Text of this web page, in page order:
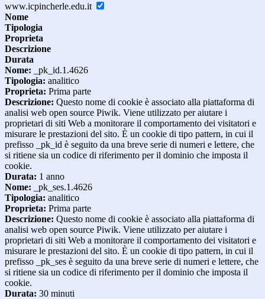
www.icpincherle.edu.it
Nome
Tipologia
Proprieta
Descrizione
Durata
Nome: _pk_id.1.4626
Tipologia: analitico
Proprieta: Prima parte
Descrizione: Questo nome di cookie è associato alla piattaforma di
analisi web open source Piwik. Viene utilizzato per aiutare i
proprietari di siti Web a monitorare il comportamento dei visitatori e
misurare le prestazioni del sito. È un cookie di tipo pattern, in cui il
prefisso _pk_id è seguito da una breve serie di numeri e lettere, che
si ritiene sia un codice di riferimento per il dominio che imposta il
cookie.
Durata: 1 anno
Nome: _pk_ses.1.4626
Tipologia: analitico
Proprieta: Prima parte
Descrizione: Questo nome di cookie è associato alla piattaforma di
analisi web open source Piwik. Viene utilizzato per aiutare i
proprietari di siti Web a monitorare il comportamento dei visitatori e
misurare le prestazioni del sito. È un cookie di tipo pattern, in cui il
prefisso _pk_ses è seguito da una breve serie di numeri e lettere, che
si ritiene sia un codice di riferimento per il dominio che imposta il
cookie.
Durata: 30 minuti